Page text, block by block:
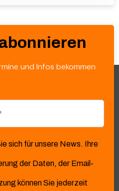
und Infos bekommen
sich für unsere News. Ihre
der Daten, der Email-
können Sie jederzeit